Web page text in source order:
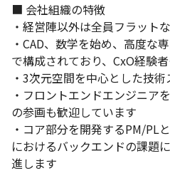
■ 会社組織の特徴
・経営陣以外は全員フラット
・CAD、数学を始め、高度な
で構成されており、CxO経験
・3次元空間を中心とした技
・フロントエンドエンジニア
の参画も歓迎しています
・コア部分を開発するPM/PL
におけるバックエンドの課題
進します